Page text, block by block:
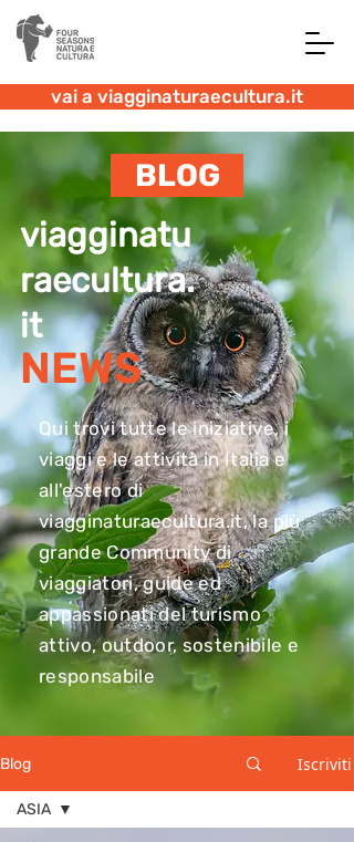
vai a viagginaturaecultura.it
BLOG
viagginatu
raecultura.
it
NEWS
Qui trovi tutte le iniziative, i
viaggi e le attività in Italia e
all'estero di
viagginaturaecultura.it, la più
grande Community di
viaggiatori, guide ed
appassionati del turismo
attivo, outdoor, sostenibile e
responsabile
Blog Iscriviti
ASIA